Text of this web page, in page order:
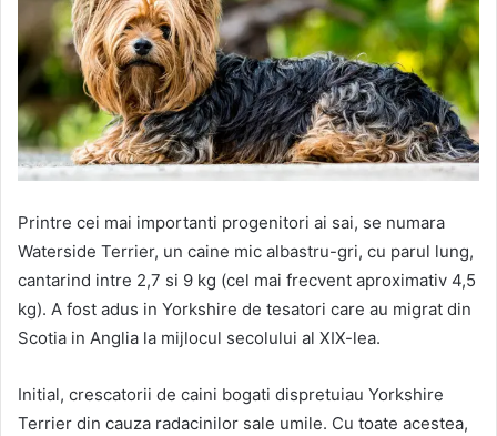
Printre cei mai importanti progenitori ai sai, se numara
Waterside Terrier, un caine mic albastru-gri, cu parul lung,
cantarind intre 2,7 si 9 kg (cel mai frecvent aproximativ 4,5
kg). A fost adus in Yorkshire de tesatori care au migrat din
Scotia in Anglia la mijlocul secolului al XIX-lea.
Initial, crescatorii de caini bogati dispretuiau Yorkshire
Terrier din cauza radacinilor sale umile. Cu toate acestea,